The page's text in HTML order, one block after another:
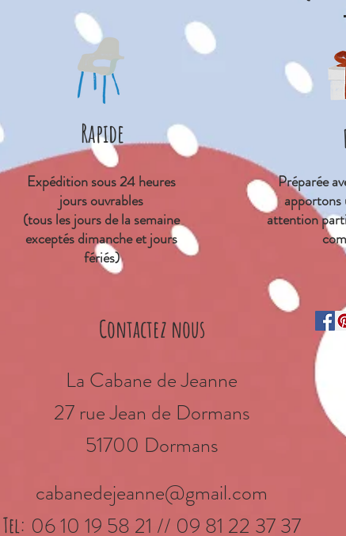
Rapide
Expédition sous 24 heures
jours ouvrables
(tous les jours de la semaine
exceptés dimanche et jours
fériés)
Préparée
apportons
attention
Contactez nous
La Cabane de Jeanne
27 rue Jean de Dormans
51700 Dormans
cabanedejeanne@gmail.com
Tel: 06 10 19 58 21 // 09 81 22 37 37